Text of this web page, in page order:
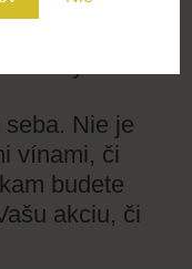
Nie je
vínami, či
budete
akciu, či